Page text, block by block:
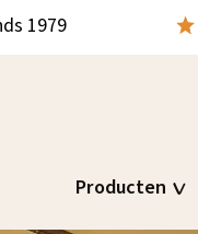
1979
Producten